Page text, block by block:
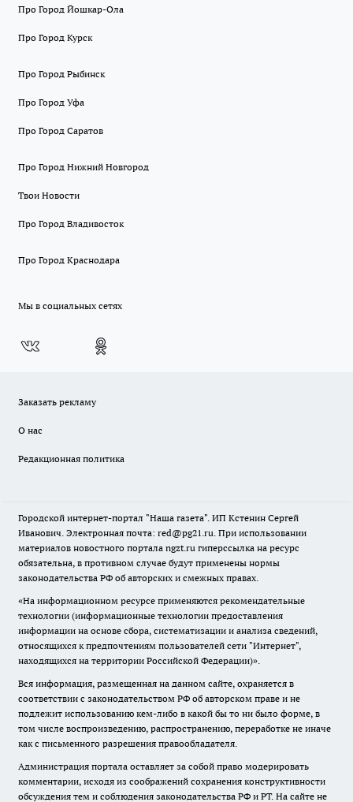
Про Город Йошкар-Ола
Про Город Курск
Про Город Рыбинск
Про Город Уфа
Про Город Саратов
Про Город Нижний Новгород
Твои Новости
Про Город Владивосток
Про Город Краснодара
Мы в социальных сетях
Заказать рекламу
О нас
Редакционная политика
Городской интернет-портал "Наша газета". ИП Кстенин Сергей
Иванович. Электронная почта: red@pg21.ru. При использовании
материалов новостного портала ngzt.ru гиперссылка на ресурс
обязательна, в противном случае будут применены нормы
законодательства РФ об авторских и смежных правах.
«На информационном ресурсе применяются рекомендательные
технологии (информационные технологии предоставления
информации на основе сбора, систематизации и анализа сведений,
относящихся к предпочтениям пользователей сети "Интернет",
находящихся на территории Российской Федерации)».
Вся информация, размещенная на данном сайте, охраняется в
соответствии с законодательством РФ об авторском праве и не
подлежит использованию кем-либо в какой бы то ни было форме, в
том числе воспроизведению, распространению, переработке не иначе
как с письменного разрешения правообладателя.
Администрация портала оставляет за собой право модерировать
комментарии, исходя из соображений сохранения конструктивности
обсуждения тем и соблюдения законодательства РФ и РТ. На сайте не